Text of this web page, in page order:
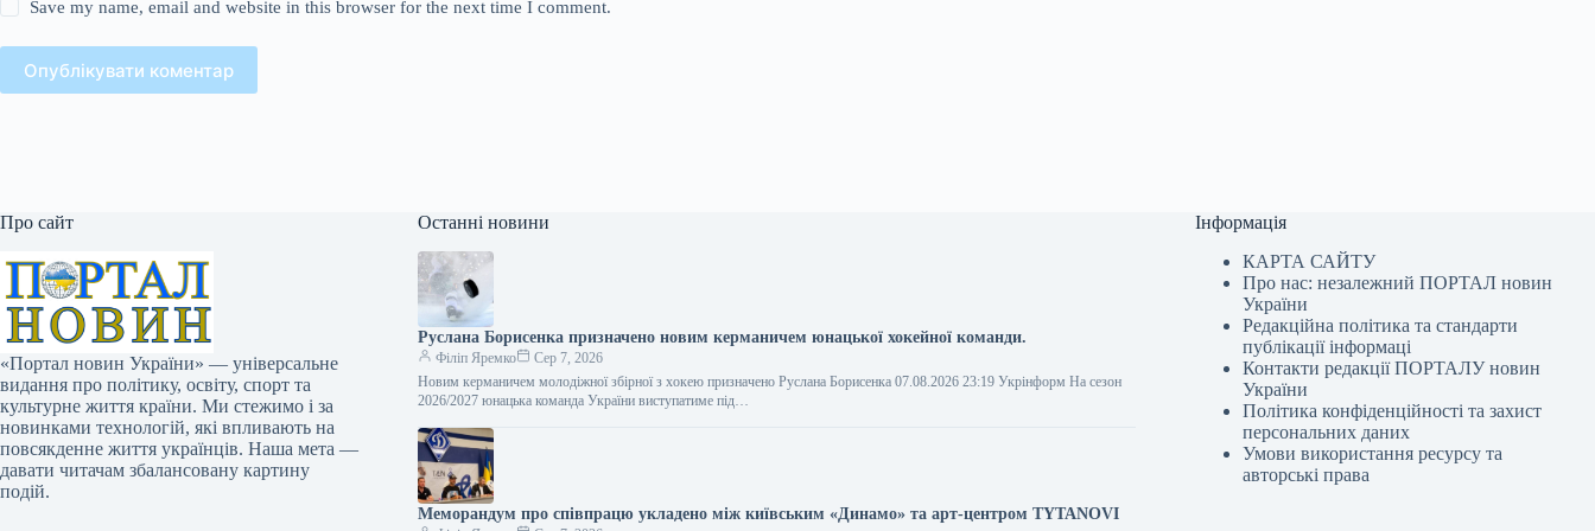
Save my name, email and website in this browser for the next time I comment.
Опублікувати коментар
Про сайт
«Портал новин України» — універсальне
видання про політику, освіту, спорт та
культурне життя країни. Ми стежимо і за
новинками технологій, які впливають на
повсякденне життя українців. Наша мета —
давати читачам збалансовану картину
подій.
Останні новини
Руслана Борисенка призначено новим керманичем юнацької хокейної команди.
Філіп Яремко
Сер 7, 2026
Новим керманичем молодіжної збірної з хокею призначено Руслана Борисенка 07.08.2026 23:19 Укрінформ На сезон
2026/2027 юнацька команда України виступатиме під…
Меморандум про співпрацю укладено між київським «Динамо» та арт-центром TYTANOVI
Інформація
КАРТА САЙТУ
Про нас: незалежний ПОРТАЛ новин
України
Редакційна політика та стандарти
публікації інформаці
Контакти редакції ПОРТАЛУ новин
України
Політика конфіденційності та захист
персональних даних
Умови використання ресурсу та
авторські права